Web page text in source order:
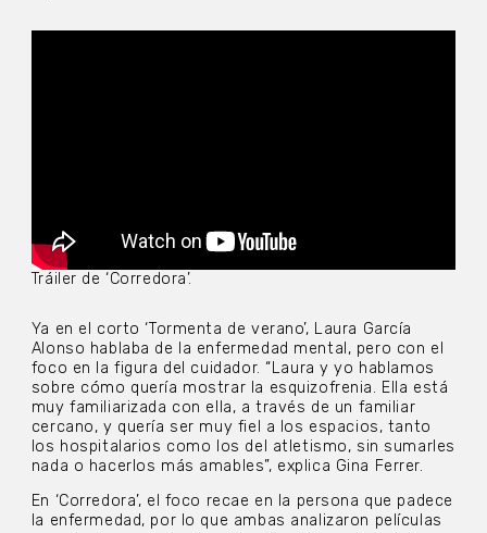
Tráiler de ‘Corredora’.
Ya en el corto ‘Tormenta de verano’, Laura García
Alonso hablaba de la enfermedad mental, pero con el
foco en la figura del cuidador. “Laura y yo hablamos
sobre cómo quería mostrar la esquizofrenia. Ella está
muy familiarizada con ella, a través de un familiar
cercano, y quería ser muy fiel a los espacios, tanto
los hospitalarios como los del atletismo, sin sumarles
nada o hacerlos más amables”, explica Gina Ferrer.
En ‘Corredora’, el foco recae en la persona que padece
la enfermedad, por lo que ambas analizaron películas